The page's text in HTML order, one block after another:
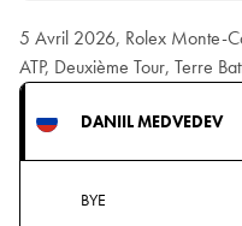
5 Avril 2026, Rolex Monte-
ATP, Deuxième Tour, Terre
DANIIL MEDVEDEV
BYE